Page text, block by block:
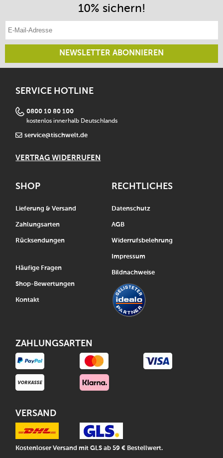
10% sichern!
NEWSLETTER ABONNIEREN
SERVICE HOTLINE
0800 10 80 100
kostenlos innerhalb Deutschlands
service@tischwelt.de
VERTRAG WIDERRUFEN
SHOP
Lieferung & Versand
Zahlungsarten
Rücksendungen
Häufige Fragen
Shop-Bewertungen
Kontakt
RECHTLICHES
Datenschutz
AGB
Widerrufsbelehrung
Impressum
Bildnachweise
ZAHLUNGSARTEN
VERSAND
Kostenloser Versand mit GLS ab 59 € Bestellwert.